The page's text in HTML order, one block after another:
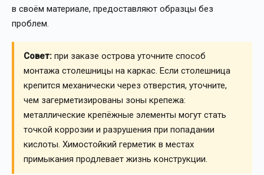
в своём материале, предоставляют образцы без
проблем.
Совет: при заказе острова уточните способ
монтажа столешницы на каркас. Если столешница
крепится механически через отверстия, уточните,
чем загерметизированы зоны крепежа:
металлические крепёжные элементы могут стать
точкой коррозии и разрушения при попадании
кислоты. Химостойкий герметик в местах
примыкания продлевает жизнь конструкции.